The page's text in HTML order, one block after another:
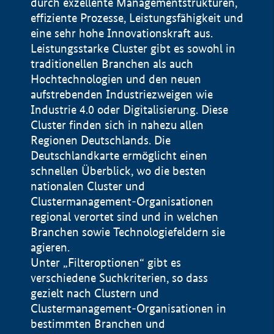
effiziente Prozesse, Leistungsfähigkeit und
eine sehr hohe Innovationskraft aus.
Leistungsstarke Cluster gibt es sowohl in
traditionellen Branchen als auch
Hochtechnologien und den neuen
aufstrebenden Industriezweigen wie
Industrie 4.0 oder Digitalisierung. Diese
Cluster finden sich in nahezu allen
Regionen Deutschlands. Die
Deutschlandkarte ermöglicht einen
schnellen Überblick, wo die besten
nationalen Cluster und
Clustermanagement-Organisationen
regional verortet sind und in welchen
Branchen sowie Technologiefeldern sie
agieren.
Unter „Filteroptionen“ gibt es
verschiedene Suchkriterien, so dass
gezielt nach Clustern und
Clustermanagement-Organisationen in
bestimmten Branchen und
Impressum
Datenschutzerklärung
BMWE, 2026 ©
100 km © Geobasis-DE / BKG 2015